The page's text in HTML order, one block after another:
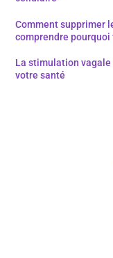
Comment supprimer
comprendre
La stimulation
votre santé